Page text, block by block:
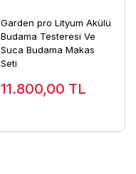
Garden pro Lityum Akülü
Budama Testeresi Ve
Suca Budama Makas
Seti
11.800,00 TL